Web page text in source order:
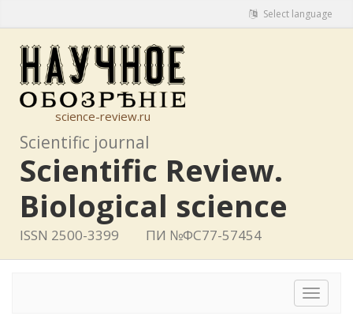
Select language
science-review.ru
Scientific journal
Scientific Review.
Biological science
ISSN 2500-3399 ПИ №ФС77-57454
Toggle